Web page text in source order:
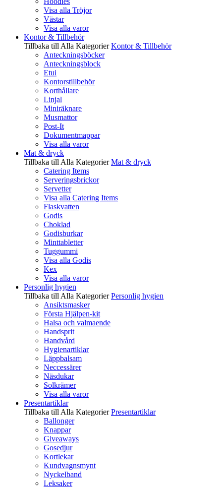
Visa alla Tröjor
Västar
Visa alla varor
Kontor & Tillbehör
Tillbaka till Alla Kategorier Kontor & Tillbehör
Anteckningsböcker
Anteckningsblock
Etui
Kontorstillbehör
Korthållare
Linjal
Miniräknare
Musmattor
Post-It
Dokumentmappar
Visa alla varor
Mat & dryck
Tillbaka till Alla Kategorier Mat & dryck
Catering Items
Serveringsbrickor
Servetter
Visa alla Catering Items
Flaskvatten
Godis
Choklad
Godisburkar
Minttabletter
Tuggummi
Visa alla Godis
Kex
Visa alla varor
Personlig hygien
Tillbaka till Alla Kategorier Personlig hygien
Ansiktsmasker
Första Hjälpen-kit
Halsa och valmaende
Handsprit
Handvård
Hygienartiklar
Läppbalsam
Neccessärer
Näsdukar
Solkrämer
Visa alla varor
Presentartiklar
Tillbaka till Alla Kategorier Presentartiklar
Ballonger
Knappar
Giveaways
Gosedjur
Kortlekar
Kundvagnsmynt
Nyckelband
Leksaker